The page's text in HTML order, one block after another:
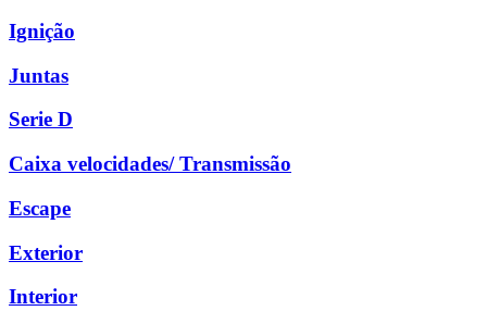
Ignição
Juntas
Serie D
Caixa velocidades/ Transmissão
Escape
Exterior
Interior